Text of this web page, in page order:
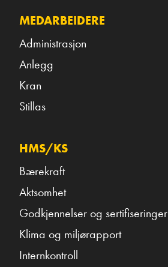
MEDARBEIDERE
Administrasjon
Anlegg
Kran
Stillas
HMS/KS
Bærekraft
Aktsomhet
Godkjennelser og sertifiseringer
Klima og miljørapport
Internkontroll